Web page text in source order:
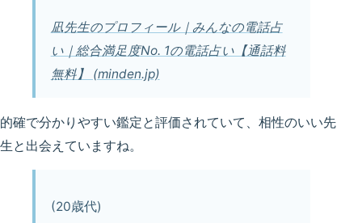
凪先生のプロフィール｜みんなの電話占
い｜総合満足度No. 1の電話占い【通話料
無料】 (minden.jp)
的確で分かりやすい鑑定と評価されていて、相性のいい先
生と出会えていますね。
(20歳代)